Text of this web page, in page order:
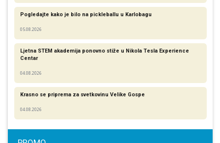
Pogledajte kako je bilo na pickleballu u Karlobagu
05.08.2026
Ljetna STEM akademija ponovno stiže u Nikola Tesla Experience
Centar
04.08.2026
Krasno se priprema za svetkovinu Velike Gospe
04.08.2026